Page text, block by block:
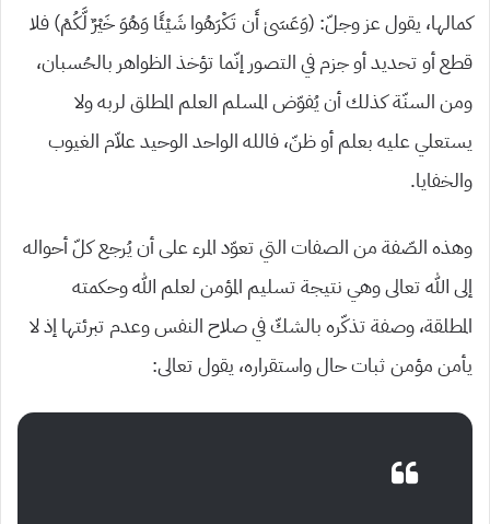
كمالها، يقول عز وجلّ: (وَعَسَىٰ أَن تَكْرَهُوا شَيْئًا وَهُوَ خَيْرٌ لَّكُمْ) فلا
قطع أو تحديد أو جزم في التصور إنّما تؤخذ الظواهر بالحُسبان،
ومن السنّة كذلك أن يُفوّض المسلم العلم المطلق لربه ولا
يستعلي عليه بعلم أو ظنّ، فالله الواحد الوحيد علاّم الغيوب
والخفايا.
وهذه الصّفة من الصفات التي تعوّد المرء على أن يُرجع كلّ أحواله
إلى الله تعالى وهي نتيجة تسليم المؤمن لعلم الله وحكمته
المطلقة، وصفة تذكّره بالشكّ في صلاح النفس وعدم تبرئتها إذ لا
يأمن مؤمن ثبات حال واستقراره، يقول تعالى: